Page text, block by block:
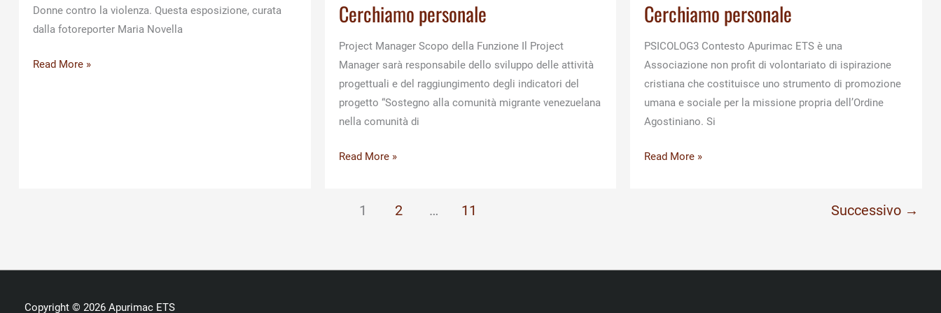
Donne contro la violenza. Questa esposizione, curata
dalla fotoreporter Maria Novella
Iman
combattere
violenza
Read More »
Cerchiamo personale
Project Manager Scopo della Funzione Il Project
Manager sarà responsabile dello sviluppo delle attività
progettuali e del raggiungimento degli indicatori del
progetto “Sostegno alla comunità migrante venezuelana
nella comunità di
Cerchiamo
Read More »
Cerchiamo personale
PSICOLOG3 Contesto Apurimac ETS è una
Associazione non profit di volontariato di ispirazione
cristiana che costituisce uno strumento di promozione
umana e sociale per la missione propria dell’Ordine
Agostiniano. Si
Cerchiamo
Read More »
1 2 … 11 Successivo →
Copyright © 2026 Apurimac ETS